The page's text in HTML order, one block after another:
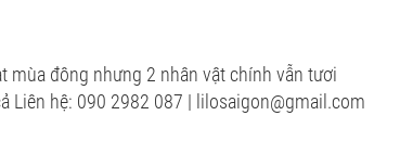
mùa đông nhưng 2 nhân vật chính vẫn tươi
Liên hệ: 090 2982 087 | lilosaigon@gmail.com